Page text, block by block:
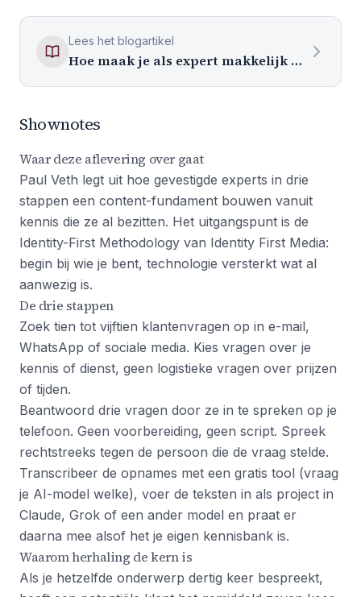
Lees het blogartikel
Hoe maak je als expert makkelijk content die AI gaat citeren?
Shownotes
Waar deze aflevering over gaat
Paul Veth legt uit hoe gevestigde experts in drie
stappen een content-fundament bouwen vanuit
kennis die ze al bezitten. Het uitgangspunt is de
Identity-First Methodology van Identity First Media:
begin bij wie je bent, technologie versterkt wat al
aanwezig is.
De drie stappen
Zoek tien tot vijftien klantenvragen op in e-mail,
WhatsApp of sociale media. Kies vragen over je
kennis of dienst, geen logistieke vragen over prijzen
of tijden.
Beantwoord drie vragen door ze in te spreken op je
telefoon. Geen voorbereiding, geen script. Spreek
rechtstreeks tegen de persoon die de vraag stelde.
Transcribeer de opnames met een gratis tool (vraag
je AI-model welke), voer de teksten in als project in
Claude, Grok of een ander model en praat er
daarna mee alsof het je eigen kennisbank is.
Waarom herhaling de kern is
Als je hetzelfde onderwerp dertig keer bespreekt,